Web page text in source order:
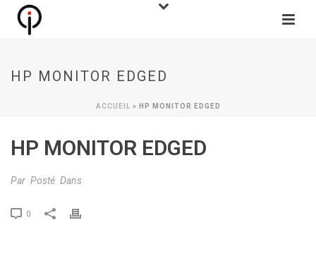
HP MONITOR EDGED
ACCUEIL » HP MONITOR EDGED
HP MONITOR EDGED
Par Posté Dans
0